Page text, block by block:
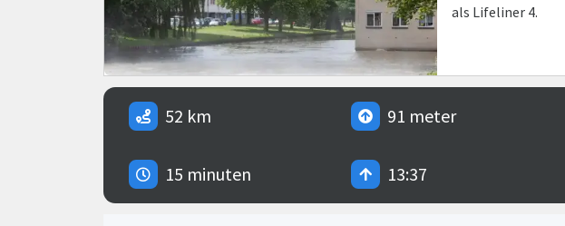
als Lifeliner 4.
52 km 91 meter
15 minuten 13:37